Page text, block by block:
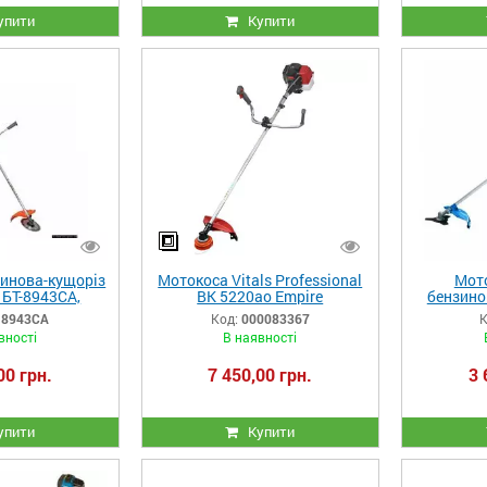
Купити
кущоріз
8943СА,
грн.
Мотокоса Vitals Professional
BK 5220ao Empire
Код: 000083367
В наявності
7 450,00 грн.
Купити
3